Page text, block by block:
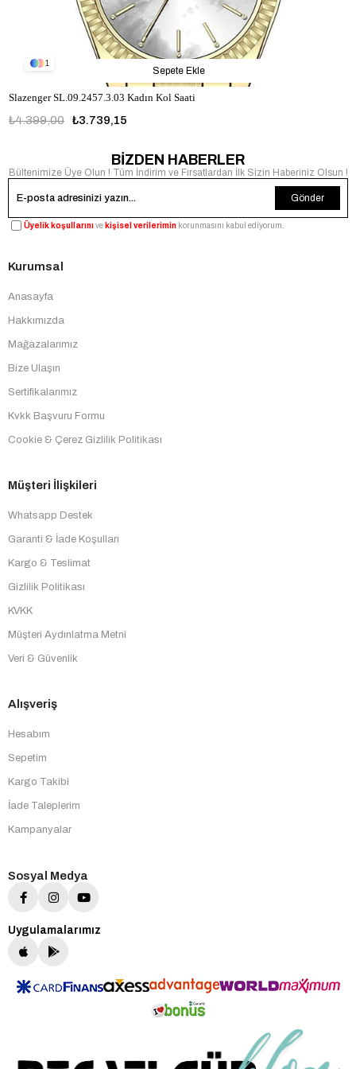
1
Slazenger SL.09.2457.3.03 Kadın Kol Saati
₺3.739,15
₺4.399,00
Sepete Ekle
BİZDEN HABERLER
Bültenimize Üye Olun ! Tüm İndirim ve Fırsatlardan İlk Sizin Haberiniz Olsun !
Gönder
Üyelik koşullarınıve kişisel verilerimin korunmasını kabul ediyorum.
Kurumsal
Anasayfa
Hakkımızda
Mağazalarımız
Bize Ulaşın
Sertifikalarımız
Kvkk Başvuru Formu
Cookie & Çerez Gizlilik Politikası
Müşteri İlişkileri
Whatsapp Destek
Garanti & İade Koşulları
Kargo & Teslimat
Gizlilik Politikası
KVKK
Müşteri Aydınlatma Metni
Veri & Güvenlik
Alışveriş
Hesabım
Sepetim
Kargo Takibi
İade Taleplerim
Kampanyalar
Sosyal Medya
Uygulamalarımız